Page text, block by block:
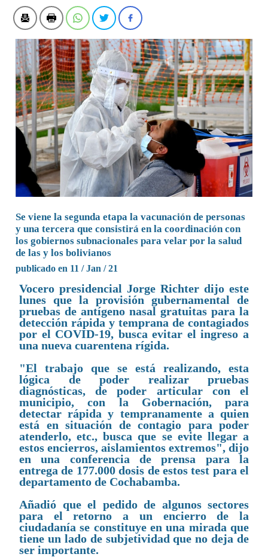
Se viene la segunda etapa la vacunación de personas
y una tercera que consistirá en la coordinación con
los gobiernos subnacionales para velar por la salud
de las y los bolivianos
publicado en 11 / Jan / 21
Vocero presidencial Jorge Richter dijo este
lunes que la provisión gubernamental de
pruebas de antígeno nasal gratuitas para la
detección rápida y temprana de contagiados
por el COVID-19, busca evitar el ingreso a
una nueva cuarentena rígida.
"El trabajo que se está realizando, esta
lógica de poder realizar pruebas
diagnósticas, de poder articular con el
municipio, con la Gobernación, para
detectar rápida y tempranamente a quien
está en situación de contagio para poder
atenderlo, etc., busca que se evite llegar a
estos encierros, aislamientos extremos", dijo
en una conferencia de prensa para la
entrega de 177.000 dosis de estos test para el
departamento de Cochabamba.
Añadió que el pedido de algunos sectores
para el retorno a un encierro de la
ciudadanía se constituye en una mirada que
tiene un lado de subjetividad que no deja de
ser importante.